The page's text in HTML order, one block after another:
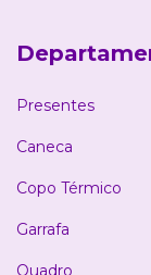
Presentes
Caneca
Copo Térmico
Garrafa
Quadro